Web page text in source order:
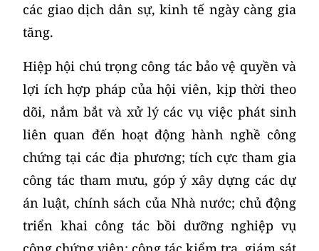
các giao dịch dân sự, kinh tế ngày càng gia
tăng.
Hiệp hội chú trọng công tác bảo vệ quyền và
lợi ích hợp pháp của hội viên, kịp thời theo
dõi, nắm bắt và xử lý các vụ việc phát sinh
liên quan đến hoạt động hành nghề công
chứng tại các địa phương; tích cực tham gia
công tác tham mưu, góp ý xây dựng các dự
án luật, chính sách của Nhà nước; chủ động
triển khai công tác bồi dưỡng nghiệp vụ